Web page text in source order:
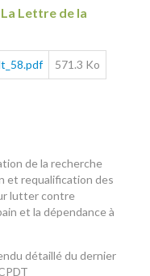
Lettre de la
571.3 Ko
de la recherche
et requalification des
lutter contre
et la dépendance à
détaillé du dernier